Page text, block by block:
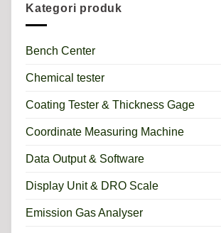
Kategori produk
Bench Center
Chemical tester
Coating Tester & Thickness Gage
Coordinate Measuring Machine
Data Output & Software
Display Unit & DRO Scale
Emission Gas Analyser